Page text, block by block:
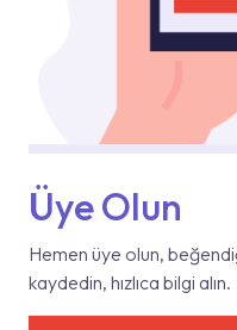
Üye Olun
Hemen üye olun,
kaydedin, hızlıca bilgi alın.